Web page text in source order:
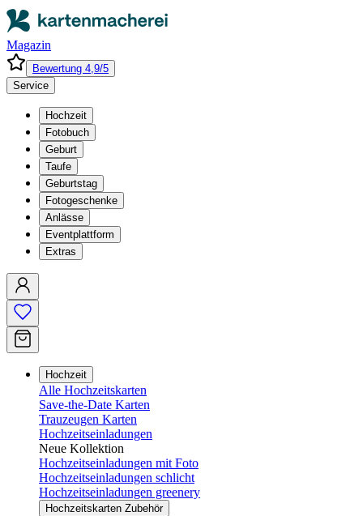
Magazin
Bewertung 4,9/5
Service
Hochzeit
Fotobuch
Geburt
Taufe
Geburtstag
Fotogeschenke
Anlässe
Eventplattform
Extras
Hochzeit
Alle Hochzeitskarten
Save-the-Date Karten
Trauzeugen Karten
Hochzeitseinladungen
Neue Kollektion
Hochzeitseinladungen mit Foto
Hochzeitseinladungen schlicht
Hochzeitseinladungen greenery
Hochzeitskarten Zubehör